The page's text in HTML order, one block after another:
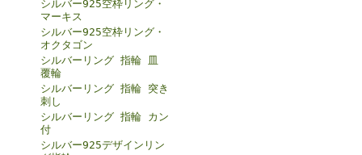
シルバー925空枠リング・
マーキス
シルバー925空枠リング・
オクタゴン
シルバーリング 指輪 皿
覆輪
シルバーリング 指輪 突き
刺し
シルバーリング 指輪 カン
付
シルバー925デザインリン